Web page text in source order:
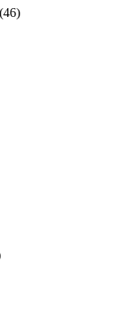
(46)